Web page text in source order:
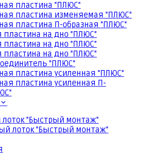
пластина "ПЛЮС"
пластина изменяемая "ПЛЮС"
пластина П-образная "ПЛЮС"
на дно "ПЛЮС"
на дно "ПЛЮС"
на дно "ПЛЮС"
"ПЛЮС"
пластина усиленная "ПЛЮС"
пластина усиленная П-
"Быстрый монтаж"
лоток "Быстрый монтаж"